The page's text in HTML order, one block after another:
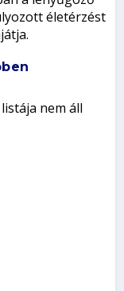
életérzést
nem áll